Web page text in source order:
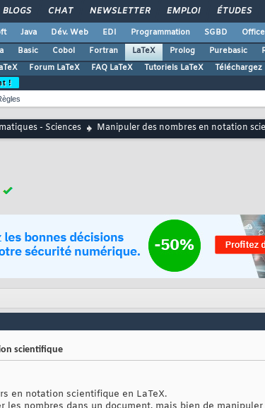
BLOGS CHAT NEWSLETTER EMPLOI ÉTUDES
Java Dév. Web EDI Programmation SGBD Office
Basic Cobol Fortran LaTeX Prolog Purebasic
Forum LaTeX FAQ LaTeX Tutoriels LaTeX Téléchargez
!
- Sciences Manipuler des nombres en notation
scientifique
en notation scientifique en LaTeX.